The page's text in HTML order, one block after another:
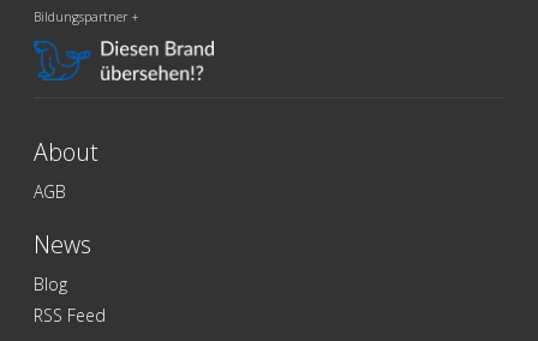
Bildungspartner +
About
AGB
News
Blog
RSS Feed